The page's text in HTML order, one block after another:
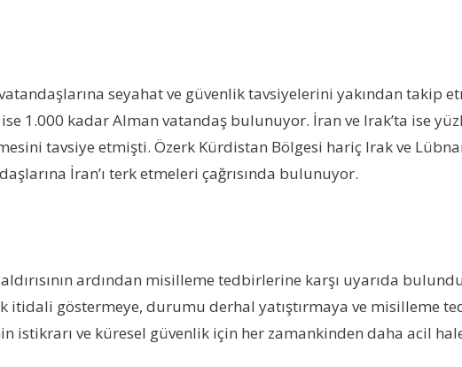
seyahat ve güvenlik tavsiyelerini yakından takip
ise 1.000 kadar Alman vatandaş bulunuyor. İran ve Irak’ta ise
tavsiye etmişti. Özerk Kürdistan Bölgesi hariç Irak ve
İran’ı terk etmeleri çağrısında bulunuyor.
ardından misilleme tedbirlerine karşı uyarıda
itidali göstermeye, durumu derhal yatıştırmaya ve misilleme
istikrarı ve küresel güvenlik için her zamankinden daha acil